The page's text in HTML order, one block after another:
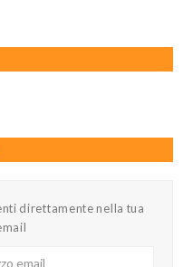
direttamente nella tua